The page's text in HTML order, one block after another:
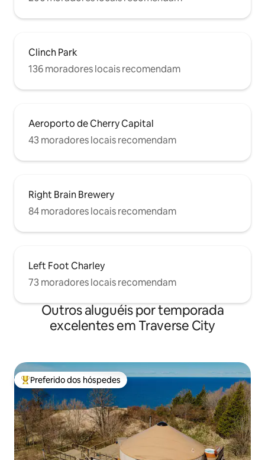
Clinch Park
136 moradores locais recomendam
Aeroporto de Cherry Capital
43 moradores locais recomendam
Right Brain Brewery
84 moradores locais recomendam
Left Foot Charley
73 moradores locais recomendam
Outros aluguéis por temporada
excelentes em Traverse City
Entre os melhores preferidos dos hóspedes
Preferido dos hóspedes